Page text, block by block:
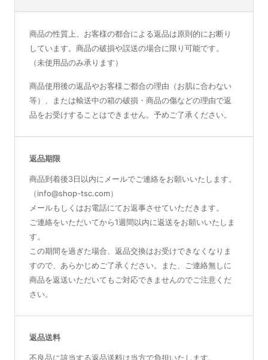
商品の性質上、お客様の都合による返品は原則的にお断り
しています。商品の破損や誤送の場合に限り可能です。
（未使用品のみ承ります）
商品使用後の返品やお客様ご都合の理由（お肌に合わない
等）、または輸送中の箱の破損・商品の傷などの理由で返
品をお受けすることはできません。予めご了承ください。
返品期限
商品到着後3日以内にメールでご連絡をお願いいたします。
（info@shop-tsc.com）
メールもしくはお電話にてお返事させていただきます。
ご連絡をいただいてから1週間以内に返送をお願いいたしま
す。
この期間を過ぎた場合、返品交換はお受けできなくなりま
すので、あらかじめご了承ください。また、ご連絡無しに
商品を返送いただいてもご対応できませんのでご注意くだ
さい。
返品送料
不良品に該当する返品送料は当方で負担いたします。